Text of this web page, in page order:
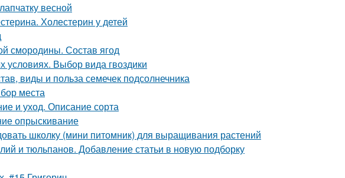
весной
Холестерин у детей
смородины. Состав ягод
Выбор вида гвоздики
виды и польза семечек подсолнечника
места
и уход. Описание сорта
опрыскивание
школку (мини питомник) для выращивания растений
и тюльпанов. Добавление статьи в новую подборку